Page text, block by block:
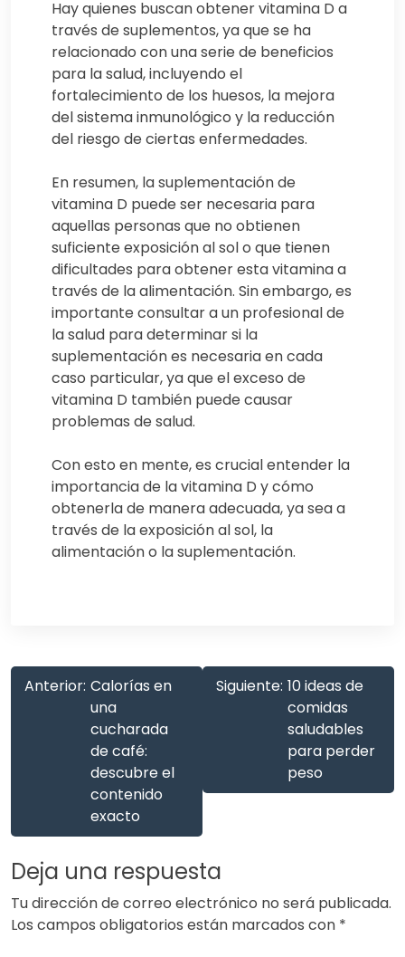
Hay quienes buscan obtener vitamina D a
través de suplementos, ya que se ha
relacionado con una serie de beneficios
para la salud, incluyendo el
fortalecimiento de los huesos, la mejora
del sistema inmunológico y la reducción
del riesgo de ciertas enfermedades.
En resumen, la suplementación de
vitamina D puede ser necesaria para
aquellas personas que no obtienen
suficiente exposición al sol o que tienen
dificultades para obtener esta vitamina a
través de la alimentación. Sin embargo, es
importante consultar a un profesional de
la salud para determinar si la
suplementación es necesaria en cada
caso particular, ya que el exceso de
vitamina D también puede causar
problemas de salud.
Con esto en mente, es crucial entender la
importancia de la vitamina D y cómo
obtenerla de manera adecuada, ya sea a
través de la exposición al sol, la
alimentación o la suplementación.
Anterior: Calorías en
una
cucharada
de café:
descubre el
contenido
exacto
Siguiente: 10 ideas de
comidas
saludables
para perder
peso
Deja una respuesta
Tu dirección de correo electrónico no será publicada.
Los campos obligatorios están marcados con *